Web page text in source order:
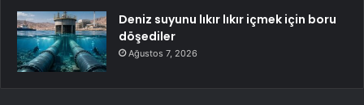
Deniz suyunu lıkır lıkır içmek için boru
döşediler
Ağustos 7, 2026